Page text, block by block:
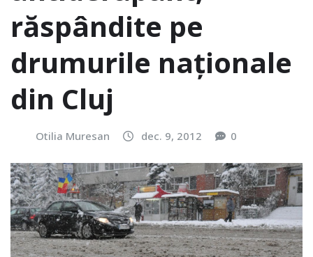
răspândite pe
drumurile naționale
din Cluj
Otilia Muresan dec. 9, 2012 0